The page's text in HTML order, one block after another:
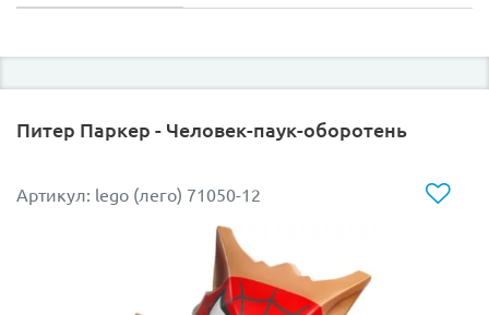
Питер Паркер - Человек-паук-оборотень
Артикул: lego (лего) 71050-12